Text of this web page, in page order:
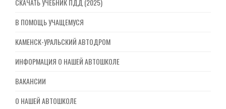
СКАЧАТЬ УЧЕБНИК ПДД (2025)
В ПОМОЩЬ УЧАЩЕМУСЯ
КАМЕНСК-УРАЛЬСКИЙ АВТОДРОМ
ИНФОРМАЦИЯ О НАШЕЙ АВТОШКОЛЕ
ВАКАНСИИ
О НАШЕЙ АВТОШКОЛЕ